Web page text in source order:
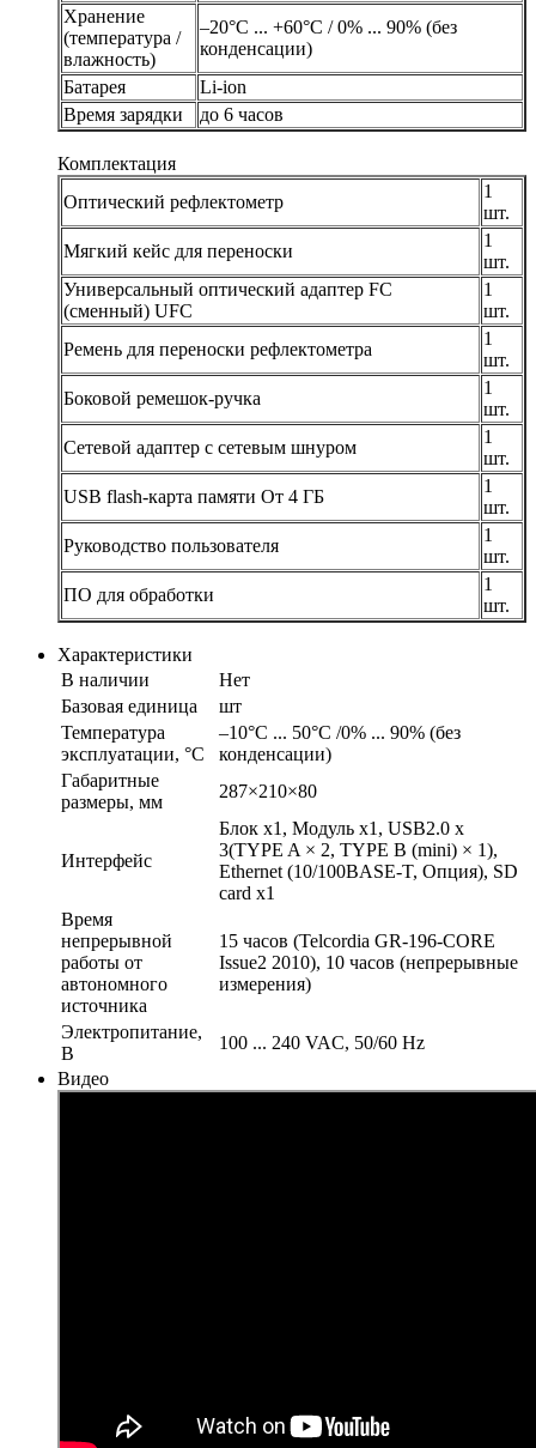
Хранение
(температура /
влажность)
–20°C ... +60°C / 0% ... 90% (без
конденсации)
Батарея
Li-ion
Время зарядки
до 6 часов
Комплектация
Оптический рефлектометр
1
шт.
Мягкий кейс для переноски
1
шт.
Универсальный оптический адаптер FC
(сменный) UFC
1
шт.
Ремень для переноски рефлектометра
1
шт.
Боковой ремешок-ручка
1
шт.
Сетевой адаптер с сетевым шнуром
1
шт.
USB flash-карта памяти От 4 ГБ
1
шт.
Руководство пользователя
1
шт.
ПО для обработки
1
шт.
Характеристики
В наличии
Нет
Базовая единица
шт
Температура
эксплуатации, °С
–10°C ... 50°C /0% ... 90% (без
конденсации)
Габаритные
размеры, мм
287×210×80
Интерфейс
Блок х1, Модуль х1, USB2.0 x
3(TYPE A × 2, TYPE B (mini) × 1),
Ethernet (10/100BASE-T, Опция), SD
card х1
Время
непрерывной
работы от
автономного
источника
15 часов (Telcordia GR-196-CORE
Issue2 2010), 10 часов (непрерывные
измерения)
Электропитание,
В
100 ... 240 VAC, 50/60 Hz
Видео